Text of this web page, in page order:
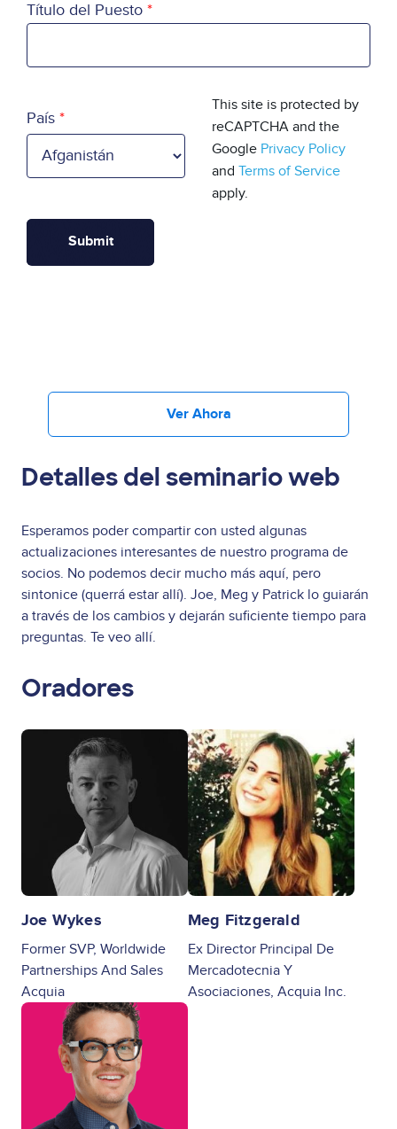
Título del Puesto
País
This site is protected by
reCAPTCHA and the
Google Privacy Policy
and Terms of Service
apply.
Ver Ahora
Detalles del seminario web
Esperamos poder compartir con usted algunas
actualizaciones interesantes de nuestro programa de
socios. No podemos decir mucho más aquí, pero
sintonice (querrá estar allí). Joe, Meg y Patrick lo guiarán
a través de los cambios y dejarán suficiente tiempo para
preguntas. Te veo allí.
Oradores
Image
Joe Wykes
Former SVP, Worldwide
Partnerships And Sales
Acquia
Image
Meg Fitzgerald
Ex Director Principal De
Mercadotecnia Y
Asociaciones, Acquia Inc.
Image